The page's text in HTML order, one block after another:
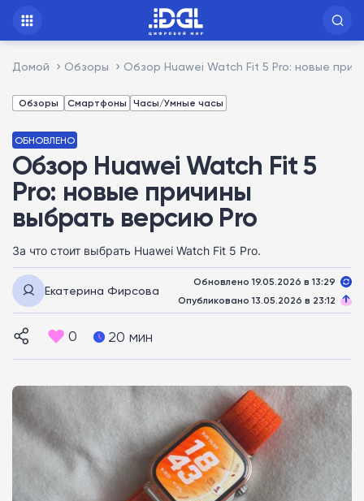
Домой Обзоры Обзор Huawei Watch Fit 5 Pro: новые
Обзоры Смартфоны Часы/Умные часы
ОБНОВЛЕНО
Обзор Huawei Watch Fit 5
Pro: новые причины
выбрать версию Pro
За что стоит выбрать Huawei Watch Fit 5 Pro.
Екатерина Фирсова
Обновлено 19.05.2026 в 13:29
Опубликовано 13.05.2026 в 23:12
0 20 мин